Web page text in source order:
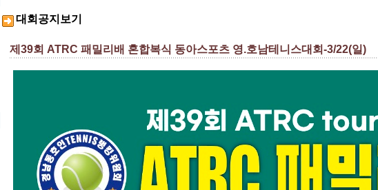
대회공지보기
제39회 ATRC 패밀리배 혼합복식 동아스포츠 영.호남테니스대회-3/22(일)